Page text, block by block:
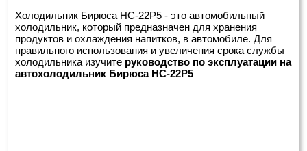
Холодильник Бирюса НС-22P5 - это автомобильный
холодильник, который предназначен для хранения
продуктов и охлаждения напитков, в автомобиле. Для
правильного использования и увеличения срока службы
холодильника изучите руководство по эксплуатации на
автохолодильник Бирюса НС-22P5